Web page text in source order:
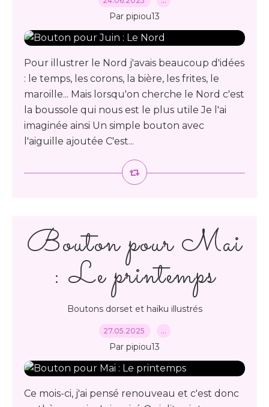
Par pipiou13
Pour illustrer le Nord j'avais beaucoup d'idées
: le temps, les corons, la bière, les frites, le
maroille... Mais lorsqu'on cherche le Nord c'est
la boussole qui nous est le plus utile Je l'ai
imaginée ainsi Un simple bouton avec
l'aiguille ajoutée C'est...
Bouton pour Mai
: Le printemps
Boutons dorset et haïku illustrés
27.05.2025 …
Par pipiou13
Ce mois-ci, j'ai pensé renouveau et c'est donc